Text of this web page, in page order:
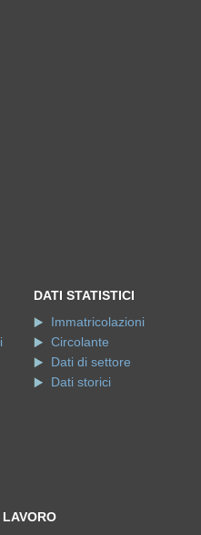
DATI STATISTICI
Immatricolazioni
Circolante
Dati di settore
Dati storici
LAVORO